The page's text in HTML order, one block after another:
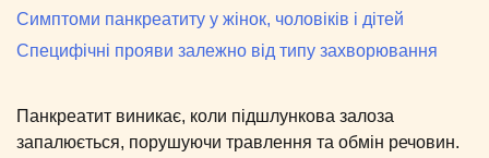
Симптоми панкреатиту у жінок, чоловіків і дітей
Специфічні прояви залежно від типу захворювання
Панкреатит виникає, коли підшлункова залоза
запалюється, порушуючи травлення та обмін речовин.